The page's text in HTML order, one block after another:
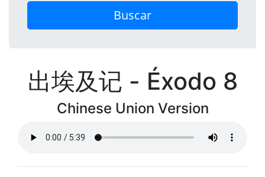
Buscar
出埃及记 - Éxodo 8
Chinese Union Version